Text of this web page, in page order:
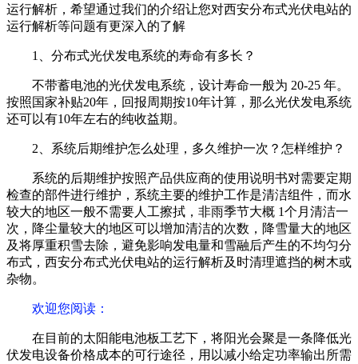
运行解析，希望通过我们的介绍让您对西安分布式光伏电站的
运行解析等问题有更深入的了解
1、分布式光伏发电系统的寿命有多长？
不带蓄电池的光伏发电系统，设计寿命一般为 20-25 年。
按照国家补贴20年，回报周期按10年计算，那么光伏发电系统
还可以有10年左右的纯收益期。
2、系统后期维护怎么处理，多久维护一次？怎样维护？
系统的后期维护按照产品供应商的使用说明书对需要定期
检查的部件进行维护，系统主要的维护工作是清洁组件，而水
较大的地区一般不需要人工擦拭，非雨季节大概 1个月清洁一
次，降尘量较大的地区可以增加清洁的次数，降雪量大的地区
及将厚重积雪去除，避免影响发电量和雪融后产生的不均匀分
布式，西安分布式光伏电站的运行解析及时清理遮挡的树木或
杂物。
欢迎您阅读 ：
在目前的太阳能电池板工艺下，将阳光会聚是一条降低光
伏发电设备价格成本的可行途径，用以减小给定功率输出所需